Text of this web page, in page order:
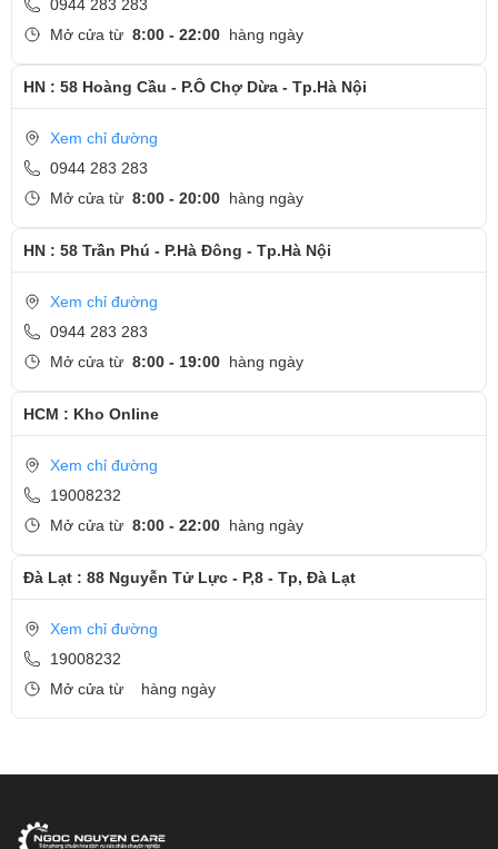
Bước 3 : Sửa chữa và thay màn hình Oppo nhanh chóng
bằng linh kiện zin chính hãng.
Bước 4 : Lắp lại máy cho khách hàng.
Bước 5 : Kiểm tra máy và bàn giao máy lại cho khách hàng ,
dán tem bảo hành.
Cam kết thay pin Oppo tại Ngọc Nguyễn Care
- Thời gian thay: 2 - 3 tiếng
- Thực hiện đúng cam kết những gì cam kết trong thời gian
bảo hành.
Cảm ơn quý khách khi dành thời gian quan tâm tới dịch vụ
0944 283 283
Mở cửa từ 8:00 - 22:00 hàng ngày
HN : 58 Hoàng Cầu - P.Ô Chợ Dừa - Tp.Hà Nội
Xem chỉ đường
0944 283 283
Mở cửa từ 8:00 - 20:00 hàng ngày
HN : 58 Trần Phú - P.Hà Đông - Tp.Hà Nội
Xem chỉ đường
0944 283 283
Mở cửa từ 8:00 - 19:00 hàng ngày
HCM : Kho Online
Xem chỉ đường
19008232
Mở cửa từ 8:00 - 22:00 hàng ngày
Đà Lạt : 88 Nguyễn Tử Lực - P,8 - Tp, Đà Lạt
Xem chỉ đường
19008232
Mở cửa từ
hàng ngày